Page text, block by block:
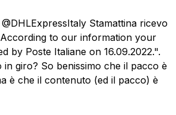
Stamattina ricevo
to our information your
by Poste Italiane on 16.09.2022.".
in giro? So benissimo che il pacco è
è che il contenuto (ed il pacco) è